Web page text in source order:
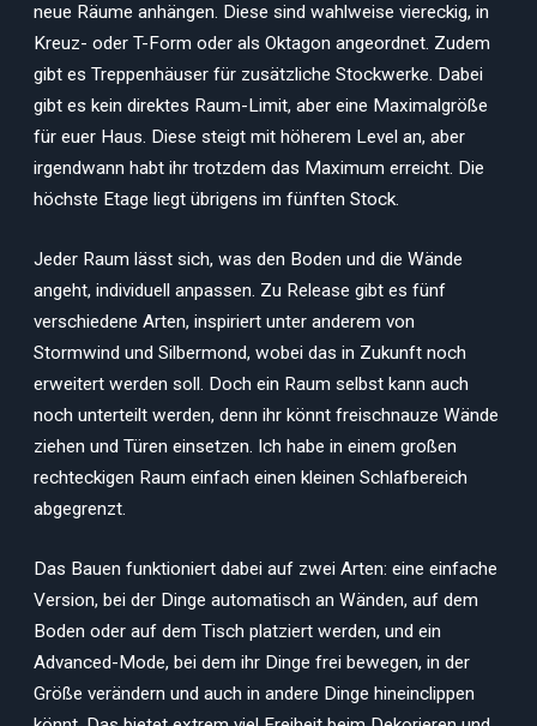
neue Räume anhängen. Diese sind wahlweise viereckig, in
Kreuz- oder T-Form oder als Oktagon angeordnet. Zudem
gibt es Treppenhäuser für zusätzliche Stockwerke. Dabei
gibt es kein direktes Raum-Limit, aber eine Maximalgröße
für euer Haus. Diese steigt mit höherem Level an, aber
irgendwann habt ihr trotzdem das Maximum erreicht. Die
höchste Etage liegt übrigens im fünften Stock.
Jeder Raum lässt sich, was den Boden und die Wände
angeht, individuell anpassen. Zu Release gibt es fünf
verschiedene Arten, inspiriert unter anderem von
Stormwind und Silbermond, wobei das in Zukunft noch
erweitert werden soll. Doch ein Raum selbst kann auch
noch unterteilt werden, denn ihr könnt freischnauze Wände
ziehen und Türen einsetzen. Ich habe in einem großen
rechteckigen Raum einfach einen kleinen Schlafbereich
abgegrenzt.
Das Bauen funktioniert dabei auf zwei Arten: eine einfache
Version, bei der Dinge automatisch an Wänden, auf dem
Boden oder auf dem Tisch platziert werden, und ein
Advanced-Mode, bei dem ihr Dinge frei bewegen, in der
Größe verändern und auch in andere Dinge hineinclippen